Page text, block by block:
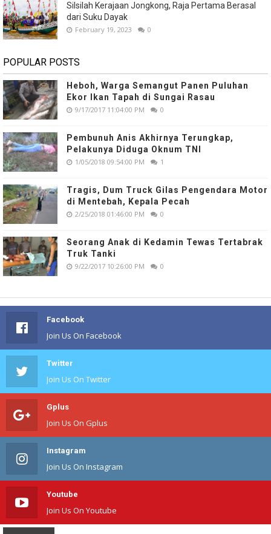
Silsilah Kerajaan Jongkong, Raja Pertama Berasal
dari Suku Dayak
February 19, 2023 0
POPULAR POSTS
Heboh, Warga Semangut Panen Puluhan
Ekor Ikan Tapah di Sungai Rasau
9/17/2017 11:04:00 PM 0
Pembunuh Anis Akhirnya Terungkap,
Pelakunya Diduga Oknum TNI
1/05/2018 09:54:00 PM 1
Tragis, Dum Truck Gilas Pengendara Motor
di Mentebah, Kepala Pecah
2/25/2018 01:46:00 PM 0
Seorang Anak di Kedamin Tewas Tertabrak
Truk Tanki
9/22/2017 10:26:00 PM 0
Facebook
Join Us On Facebook
Twitter
Join Us On Twitter
Gplus
Join Us On Gplus
Instagram
Join Us On Instagram
Youtube
Join Us On Youtube